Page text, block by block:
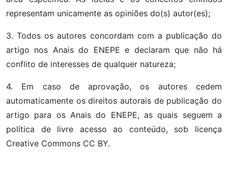
representam unicamente as opiniões do(s) autor(es);
3. Todos os autores concordam com a publicação do
artigo nos Anais do ENEPE e declaram que não há
conflito de interesses de qualquer natureza;
4. Em caso de aprovação, os autores cedem
automaticamente os direitos autorais de publicação do
artigo para os Anais do ENEPE, as quais seguem a
política de livre acesso ao conteúdo, sob licença
Creative Commons CC BY.